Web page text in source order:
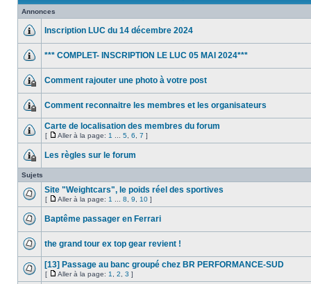
Annonces
Inscription LUC du 14 décembre 2024
*** COMPLET- INSCRIPTION LE LUC 05 MAI 2024***
Comment rajouter une photo à votre post
Comment reconnaitre les membres et les organisateurs
Carte de localisation des membres du forum
[ Aller à la page: 1 5 6 7 ]
Les règles sur le forum
Sujets
Site "Weightcars", le poids réel des sportives
[ Aller à la page: 1 8 9 10 ]
Baptême passager en Ferrari
the grand tour ex top gear revient !
[13] Passage au banc groupé chez BR PERFORMANCE-SUD
[ Aller à la page: 1 2 3 ]